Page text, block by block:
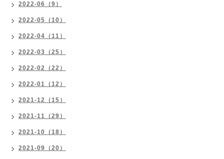
2022-06（9）
2022-05（10）
2022-04（11）
2022-03（25）
2022-02（22）
2022-01（12）
2021-12（15）
2021-11（29）
2021-10（18）
2021-09（20）